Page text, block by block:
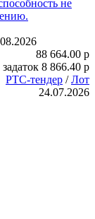
не
88 664.00 p
задаток 8 866.40 p
РТС-тендер /Лот
24.07.2026